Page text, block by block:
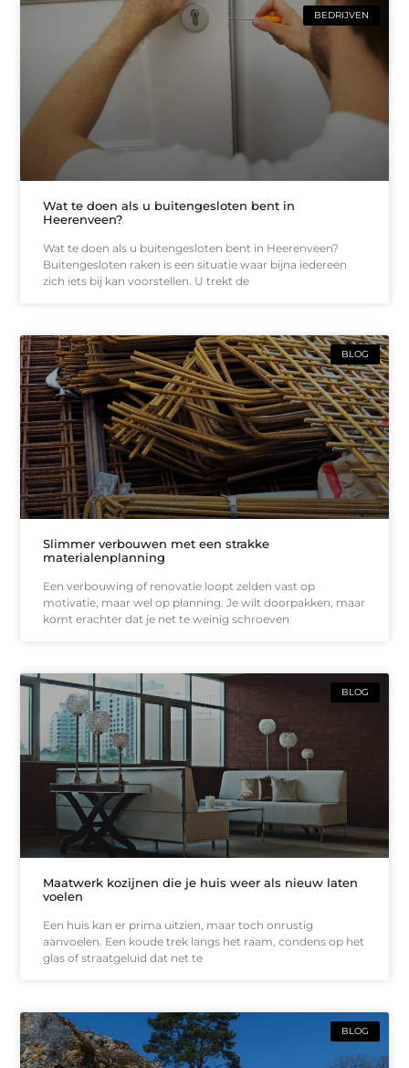
BEDRIJVEN
Wat te doen als u buitengesloten bent in
Heerenveen?
Wat te doen als u buitengesloten bent in Heerenveen?
Buitengesloten raken is een situatie waar bijna iedereen
zich iets bij kan voorstellen. U trekt de
BLOG
Slimmer verbouwen met een strakke
materialenplanning
Een verbouwing of renovatie loopt zelden vast op
motivatie, maar wel op planning. Je wilt doorpakken, maar
komt erachter dat je net te weinig schroeven
BLOG
Maatwerk kozijnen die je huis weer als nieuw laten
voelen
Een huis kan er prima uitzien, maar toch onrustig
aanvoelen. Een koude trek langs het raam, condens op het
glas of straatgeluid dat net te
BLOG